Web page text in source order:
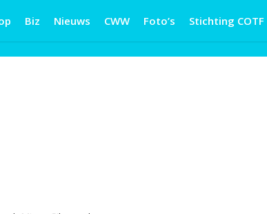
Biz Nieuws CWW Foto’s Stichting COTF